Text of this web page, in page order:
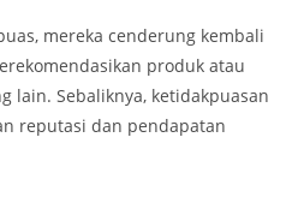
mereka cenderung kembali
produk atau
lain. Sebaliknya, ketidakpuasan
reputasi dan pendapatan